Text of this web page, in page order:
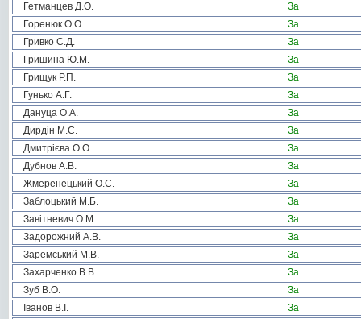
Гетманцев Д.О.
За
Горенюк О.О.
За
Гривко С.Д.
За
Гришина Ю.М.
За
Грищук Р.П.
За
Гунько А.Г.
За
Дануца О.А.
За
Дирдін М.Є.
За
Дмитрієва О.О.
За
Дубнов А.В.
За
Жмеренецький О.С.
За
Заблоцький М.Б.
За
Завітневич О.М.
За
Задорожний А.В.
За
Заремський М.В.
За
Захарченко В.В.
За
Зуб В.О.
За
Іванов В.І.
За